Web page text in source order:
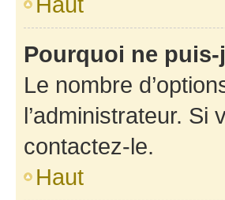
Pourquoi ne
Le nombre
l’administrateur. Si
contactez-le.
Haut